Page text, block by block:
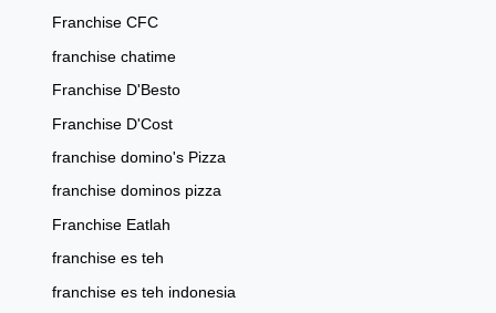
Franchise CFC
franchise chatime
Franchise D'Besto
Franchise D'Cost
franchise domino's Pizza
franchise dominos pizza
Franchise Eatlah
franchise es teh
franchise es teh indonesia